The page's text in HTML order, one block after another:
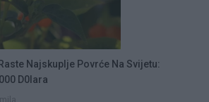
Najskuplje Povrće Na Svijetu:
D0lara